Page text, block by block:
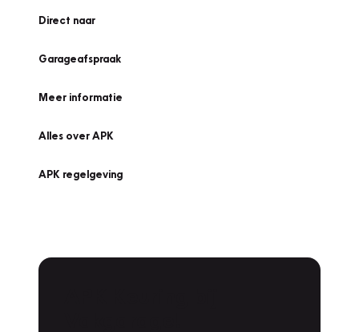
Direct naar
Garageafspraak
Meer informatie
Alles over APK
APK regelgeving